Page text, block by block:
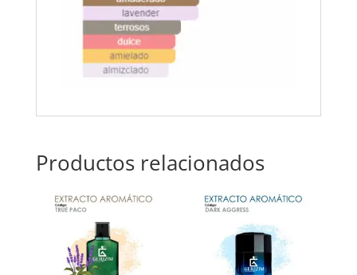
Productos relacionados